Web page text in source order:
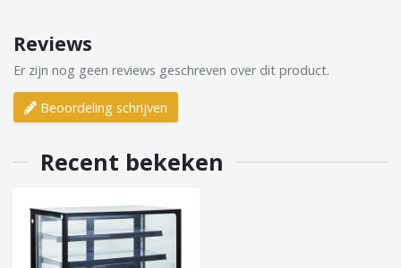
Reviews
Er zijn nog geen reviews geschreven over dit product.
Beoordeling schrijven
Recent bekeken